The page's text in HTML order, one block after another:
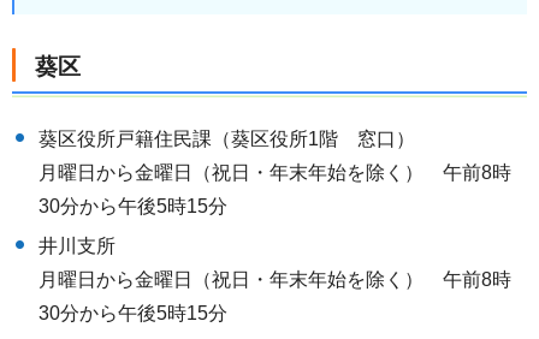
葵区
葵区役所戸籍住民課（葵区役所1階 窓口）
月曜日から金曜日（祝日・年末年始を除く） 午前8時
30分から午後5時15分
井川支所
月曜日から金曜日（祝日・年末年始を除く） 午前8時
30分から午後5時15分